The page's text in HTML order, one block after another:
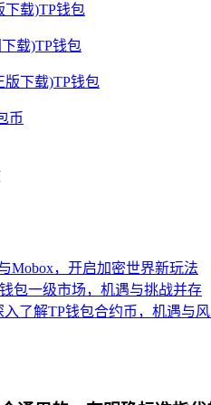
下载)TP钱包
载)TP钱包
版下载)TP钱包
币
Mobox，开启加密世界新玩法
包一级市场，机遇与挑战并存
了解TP钱包合约币，机遇与